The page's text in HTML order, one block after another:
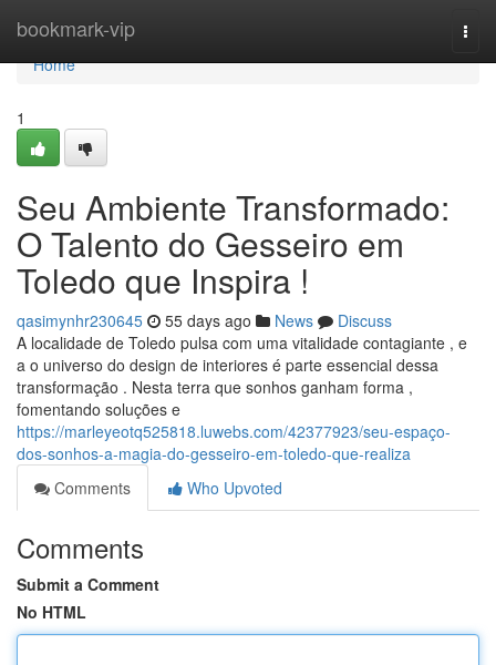
bookmark-vip
Home
Home
1
Seu Ambiente Transformado:
O Talento do Gesseiro em
Toledo que Inspira !
qasimynhr230645 55 days ago News
Discuss
A localidade de Toledo pulsa com uma vitalidade contagiante , e
a o universo do design de interiores é parte essencial dessa
transformação . Nesta terra que sonhos ganham forma ,
fomentando soluções e
https://marleyeotq525818.luwebs.com/42377923/seu-espaço-
dos-sonhos-a-magia-do-gesseiro-em-toledo-que-realiza
Comments
Who Upvoted
Comments
Submit a Comment
No HTML